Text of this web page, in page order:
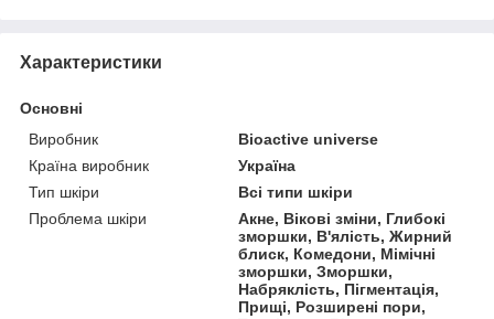
Характеристики
Основні
Виробник
Bioactive universe
Країна виробник
Україна
Тип шкіри
Всі типи шкіри
Проблема шкіри
Акне, Вікові зміни, Глибокі
зморшки, В'ялість, Жирний
блиск, Комедони, Мімічні
зморшки, Зморшки,
Набряклість, Пігментація,
Прищі, Розширені пори,